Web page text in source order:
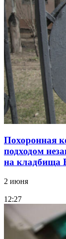
Похоронная
подходом
на кладбища
2 июня
12:27